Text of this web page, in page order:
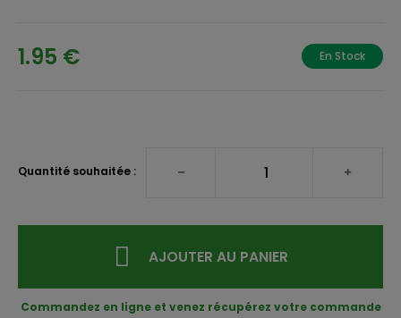
1.95 € En Stock
Quantité souhaitée :
AJOUTER AU PANIER
Commandez en ligne et venez récupérez votre commande